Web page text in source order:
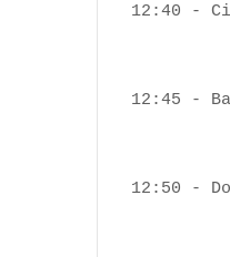
12:40 -
12:45 -
12:50 -